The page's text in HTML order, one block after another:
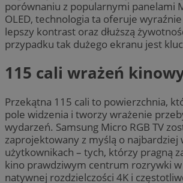
porównaniu z popularnymi panelami
OLED, technologia ta oferuje
lepszy kontrast oraz dłuższą
przypadku tak dużego ekranu jest
115 cali wrażeń
Przekątna 115 cali to powierzchnia,
pole widzenia i tworzy wrażenie
wydarzeń. Samsung Micro RGB TV
zaprojektowany z myślą o najbardziej
użytkownikach – tych, którzy pragną
kino prawdziwym centrum rozrywki
natywnej rozdzielczości 4K i